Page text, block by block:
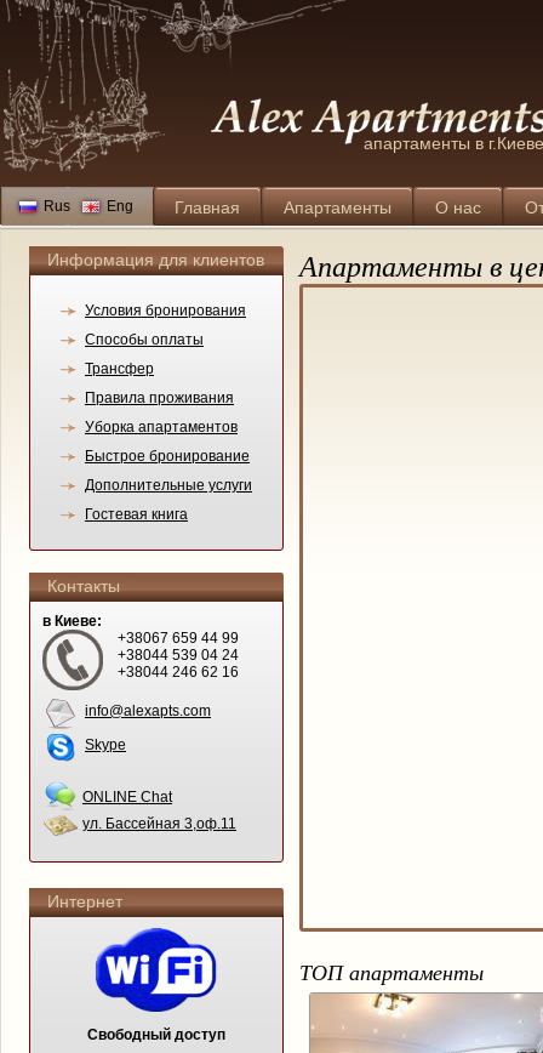
апартаменты в г.Киеве
Rus Eng Главная Апартаменты О нас
Информация для клиентов
Условия бронирования
Способы оплаты
Трансфер
Правила проживания
Уборка апартаментов
Быстрое бронирование
Дополнительные услуги
Гостевая книга
Контакты
в Киеве:
+38067 659 44 99
+38044 539 04 24
+38044 246 62 16
info@alexapts.com
Skype
ONLINE Chat
ул. Бассейная 3,оф.11
Интернет
Свободный доступ
Апартаменты в
ТОП апартаменты